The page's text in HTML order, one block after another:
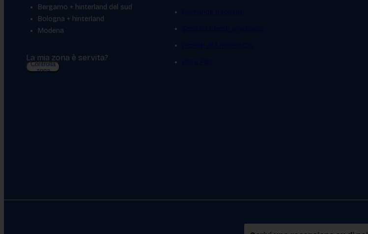
Bergamo + hinterland del sud
Bologna + hinterland
Modena
La mia zona è servita?
Controlla
zona